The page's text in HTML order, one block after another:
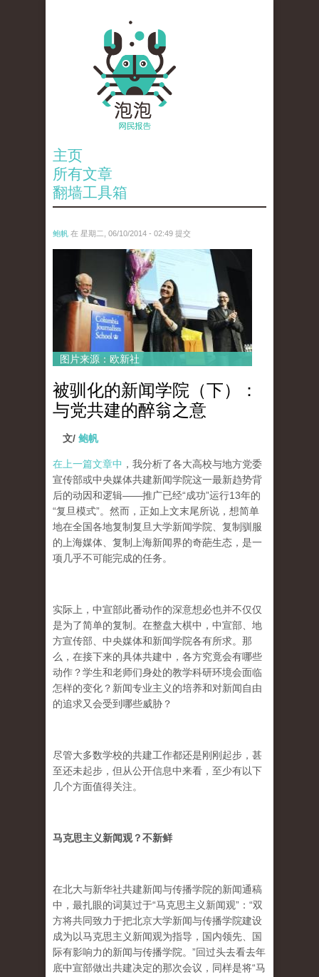
主页
所有文章
翻墙工具箱
鲍帆 在 星期二, 06/10/2014 - 02:49 提交
图片来源：欧新社
被驯化的新闻学院（下）：
与党共建的醉翁之意
文/ 鲍帆
在上一篇文章中 ，我分析了各大高校与地方党委
宣传部或中央媒体共建新闻学院这一最新趋势背
后的动因和逻辑——推广已经“成功”运行13年的
“复旦模式”。然而，正如上文末尾所说，想简单
地在全国各地复制复旦大学新闻学院、复制驯服
的上海媒体、复制上海新闻界的奇葩生态，是一
项几乎不可能完成的任务。
实际上，中宣部此番动作的深意想必也并不仅仅
是为了简单的复制。在整盘大棋中，中宣部、地
方宣传部、中央媒体和新闻学院各有所求。那
么，在接下来的具体共建中，各方究竟会有哪些
动作？学生和老师们身处的教学科研环境会面临
怎样的变化？新闻专业主义的培养和对新闻自由
的追求又会受到哪些威胁？
尽管大多数学校的共建工作都还是刚刚起步，甚
至还未起步，但从公开信息中来看，至少有以下
几个方面值得关注。
马克思主义新闻观？不新鲜
在北大与新华社共建新闻与传播学院的新闻通稿
中，最扎眼的词莫过于“马克思主义新闻观”：“双
方将共同致力于把北京大学新闻与传播学院建设
成为以马克思主义新闻观为指导，国内领先、国
际有影响力的新闻与传播学院。”回过头去看去年
底中宣部做出共建决定的那次会议，同样是将“马